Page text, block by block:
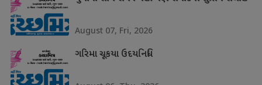
August 07, Fri, 2026
ગરિમા ચૂકયા ઉદયનિધિ